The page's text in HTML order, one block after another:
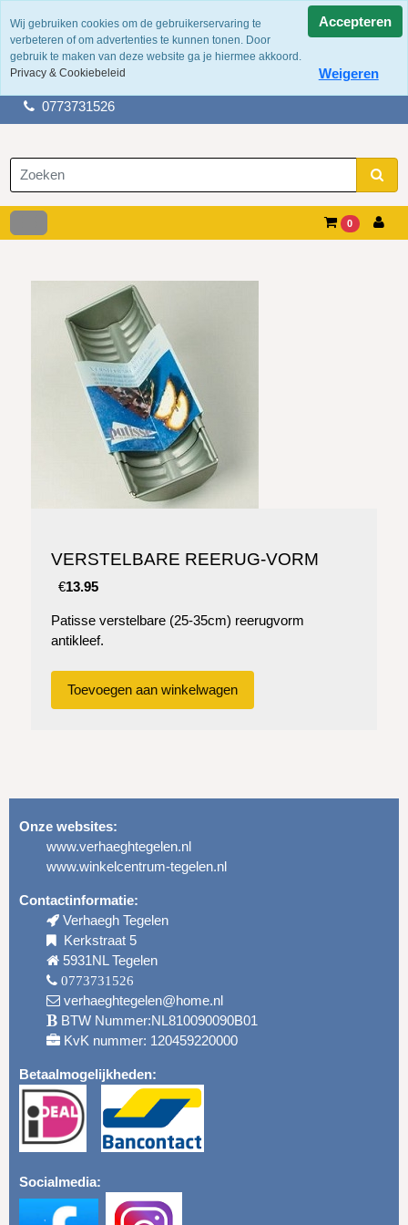
100 jaar ervaring
Fysieke winkel in tegelen
0773731526
0
VERSTELBARE REERUG-VORM
€13.95
Patisse verstelbare (25-35cm) reerugvorm
antikleef.
Onze websites:
www.verhaeghtegelen.nl
www.winkelcentrum-tegelen.nl
Contactinformatie:
Verhaegh Tegelen
Kerkstraat 5
5931NL Tegelen
0773731526
verhaeghtegelen@home.nl
BTW Nummer:NL810090090B01
KvK nummer: 120459220000
Betaalmogelijkheden:
Socialmedia:
Wij gebruiken cookies om de gebruikerservaring te
verbeteren of om advertenties te kunnen tonen. Door
gebruik te maken van deze website ga je hiermee akkoord.
Privacy & Cookiebeleid
Accepteren
Weigeren